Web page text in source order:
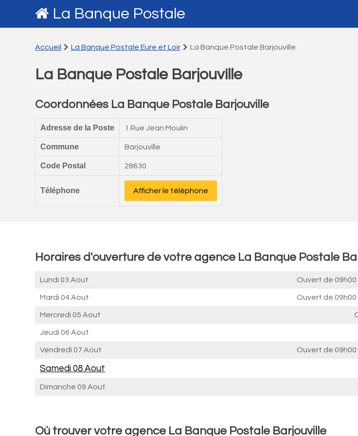
La Banque Postale
Accueil La Banque Postale Eure et Loir La Banque Postale Barjouville
La Banque Postale Barjouville
Coordonnées La Banque Postale Barjouville
Adresse de la Poste 1 Rue Jean Moulin
Commune Barjouville
Code Postal 28630
Téléphone Afficher le téléphone
Horaires d'ouverture de votre agence La Banque Postale
Lundi 03 Aout Ouvert de 09h00
Mardi 04 Aout Ouvert de 09h00
Mercredi 05 Aout
Jeudi 06 Aout
Vendredi 07 Aout Ouvert de 09h00
Samedi 08 Aout
Dimanche 09 Aout
Où trouver votre agence La Banque Postale Barjouville